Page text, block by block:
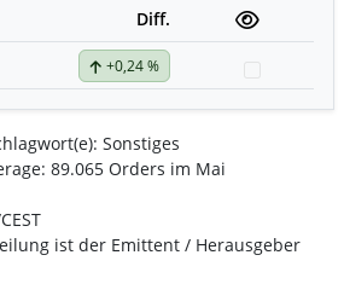
Diff.
+0,24 %
Sonstiges
89.065 Orders im Mai
ist der Emittent / Herausgeber